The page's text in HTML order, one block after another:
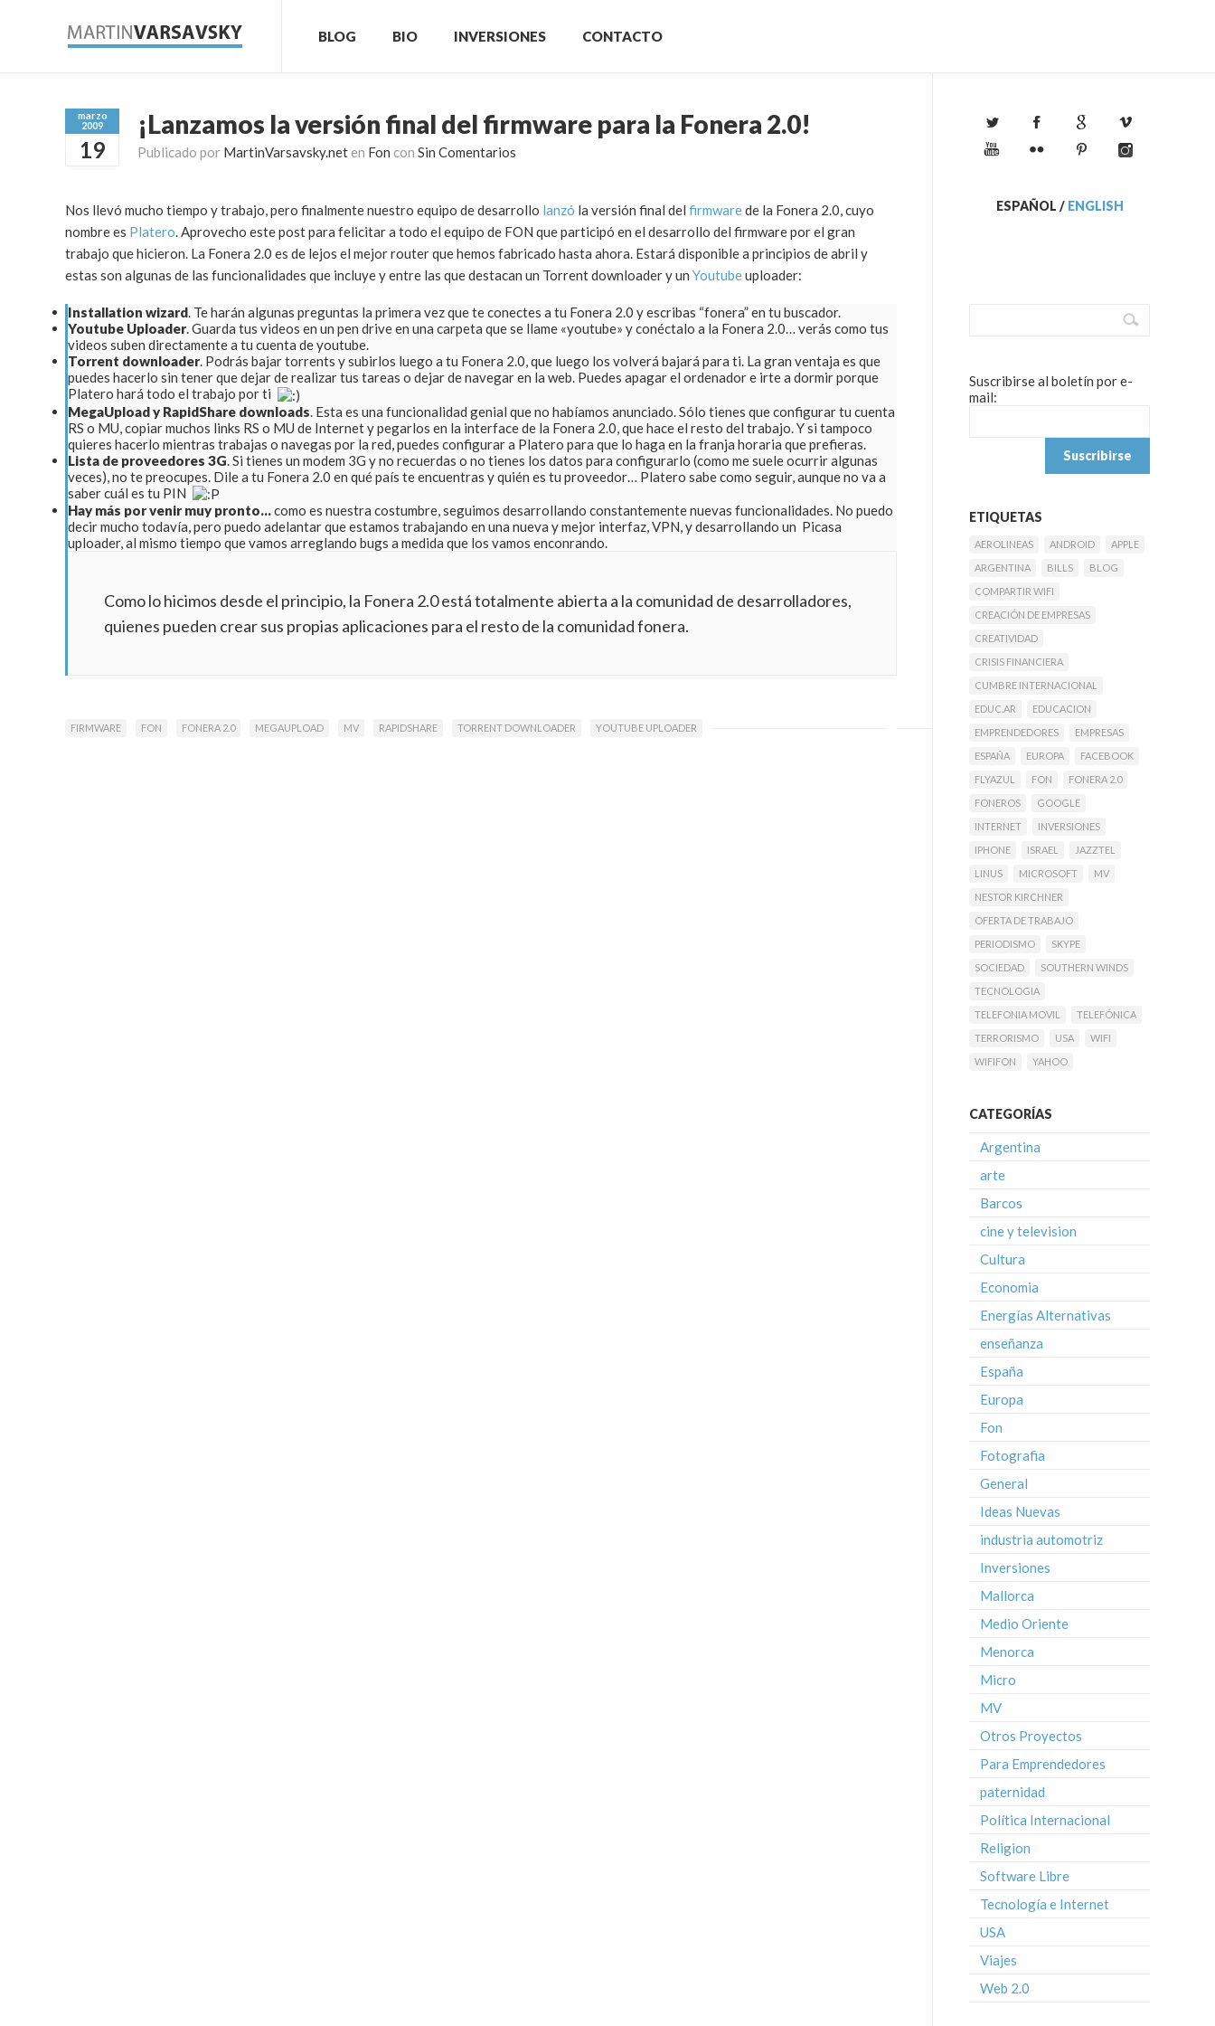
BLOG BIO INVERSIONES CONTACTO
marzo
2009
19
¡Lanzamos la versión final del firmware para la Fonera 2.0!
Publicado por MartinVarsavsky.net en Fon con Sin Comentarios
Nos llevó mucho tiempo y trabajo, pero finalmente nuestro equipo de desarrollo lanzó la versión final del firmwarede la Fonera 2.0, cuyo
nombre es Platero. Aprovecho este post para felicitar a todo el equipo de FON que participó en el desarrollo del firmware por el gran
trabajo que hicieron. La Fonera 2.0 es de lejos el mejor router que hemos fabricado hasta ahora. Estará disponible a principios de abril y
estas son algunas de las funcionalidades que incluye y entre las que destacan un Torrent downloader y un Youtubeuploader:
Installation wizard. Te harán algunas preguntas la primera vez que te conectes a tu Fonera 2.0 y escribas “fonera” en tu buscador.
Youtube Uploader. Guarda tus videos en un pen drive en una carpeta que se llame «youtube» y conéctalo a la Fonera 2.0… verás como tus
videos suben directamente a tu cuenta de youtube.
Torrent downloader. Podrás bajar torrents y subirlos luego a tu Fonera 2.0, que luego los volverá bajará para ti. La gran ventaja es que
puedes hacerlo sin tener que dejar de realizar tus tareas o dejar de navegar en la web. Puedes apagar el ordenador e irte a dormir porque
Platero hará todo el trabajo por ti
MegaUpload y RapidShare downloads . Esta es una funcionalidad genial que no habíamos anunciado. Sólo tienes que configurar tu cuenta
RS o MU, copiar muchos links RS o MU de Internet y pegarlos en la interface de la Fonera 2.0, que hace el resto del trabajo. Y si tampoco
quieres hacerlo mientras trabajas o navegas por la red, puedes configurar a Platero para que lo haga en la franja horaria que prefieras.
Lista de proveedores 3G . Si tienes un modem 3G y no recuerdas o no tienes los datos para configurarlo (como me suele ocurrir algunas
veces), no te preocupes. Dile a tu Fonera 2.0 en qué país te encuentras y quién es tu proveedor… Platero sabe como seguir, aunque no va a
saber cuál es tu PIN
Hay más por venir muy pronto…como es nuestra costumbre, seguimos desarrollando constantemente nuevas funcionalidades. No puedo
decir mucho todavía, pero puedo adelantar que estamos trabajando en una nueva y mejor interfaz, VPN, y desarrollando un Picasa
uploader, al mismo tiempo que vamos arreglando bugs a medida que los vamos enconrando.
Como lo hicimos desde el principio, la Fonera 2.0 está totalmente abierta a la comunidad de desarrolladores,
quienes pueden crear sus propias aplicaciones para el resto de la comunidad fonera.
FIRMWARE FON FONERA 2.0 MEGAUPLOAD MV RAPIDSHARE TORRENT DOWNLOADER YOUTUBE UPLOADER
ESPAÑOL / ENGLISH
Suscribirse al boletín por e-
mail:
ETIQUETAS
AEROLINEAS ANDROID
APPLE
ARGENTINA
BILLS
BLOG
COMPARTIR WIFI
CREACIÓN DE EMPRESAS
CREATIVIDAD
CRISIS FINANCIERA
CUMBRE INTERNACIONAL
EDUC.AR
EDUCACION
EMPRENDEDORES
EMPRESAS
ESPAÑA
EUROPA
FACEBOOK
FLYAZUL
FON
FONERA 2.0
FONEROS
GOOGLE
INTERNET
INVERSIONES
IPHONE
ISRAEL
JAZZTEL
LINUS
MICROSOFT
MV
NESTOR KIRCHNER
OFERTA DE TRABAJO
PERIODISMO
SKYPE
SOCIEDAD
SOUTHERN WINDS
TECNOLOGIA
TELEFONIA MOVIL
TELEFÓNICA
TERRORISMO
USA
WIFI
WIFIFON
YAHOO
CATEGORÍAS
Argentina
arte
Barcos
cine y television
Cultura
Economia
Energías Alternativas
enseñanza
España
Europa
Fon
Fotografia
General
Ideas Nuevas
industria automotriz
Inversiones
Mallorca
Medio Oriente
Menorca
Micro
MV
Otros Proyectos
Para Emprendedores
paternidad
Política Internacional
Religion
Software Libre
Tecnología e Internet
USA
Viajes
Web 2.0